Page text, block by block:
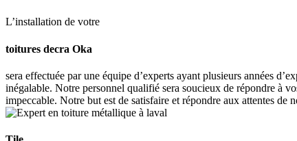
L’installation de votre
toitures decra Oka
sera effectuée par une équipe d’experts ayant plusieurs années
inégalable. Notre personnel qualifié sera soucieux de répondre à
impeccable. Notre but est de satisfaire et répondre aux attentes de